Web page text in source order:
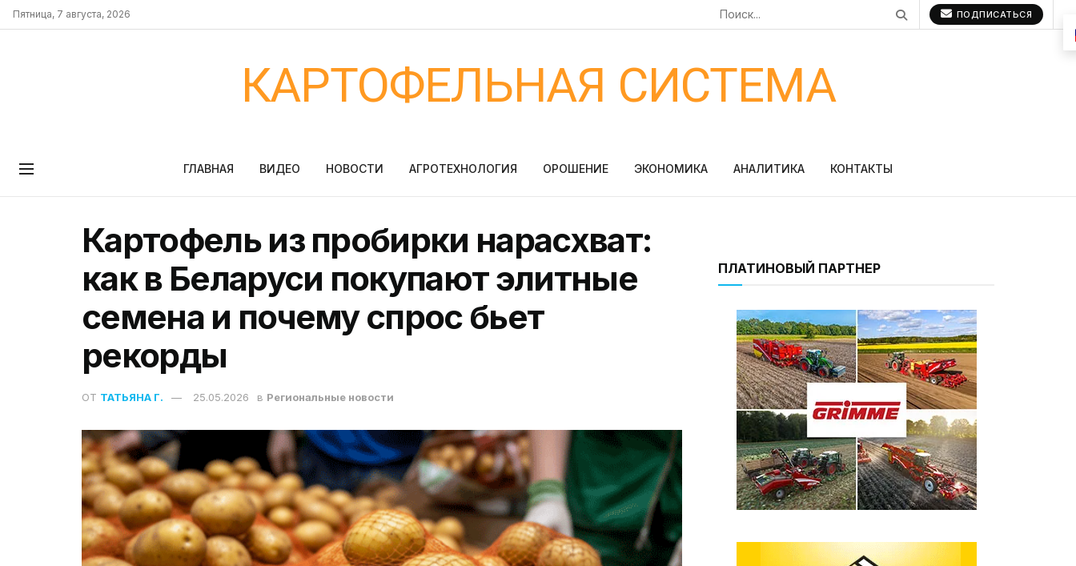
Пятница, 7 августа, 2026 ПОДПИСАТЬСЯ
КАРТОФЕЛЬНАЯ СИСТЕМА
ГЛАВНАЯ ВИДЕО НОВОСТИ АГРОТЕХНОЛОГИЯ ОРОШЕНИЕ ЭКОНОМИКА АНАЛИТИКА КОНТАКТЫ
Картофель из пробирки нарасхват:
как в Беларуси покупают элитные
семена и почему спрос бьет
рекорды
ОТ ТАТЬЯНА Г. 25.05.2026 в Региональные новости
ПЛАТИНОВЫЙ ПАРТНЕР